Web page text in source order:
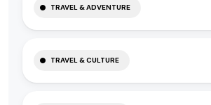
TRAVEL & ADVENTURE
TRAVEL & CULTURE